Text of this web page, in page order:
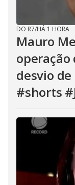
DO R7/HÁ 1 HORA
Mauro
operação
desvio
#shorts